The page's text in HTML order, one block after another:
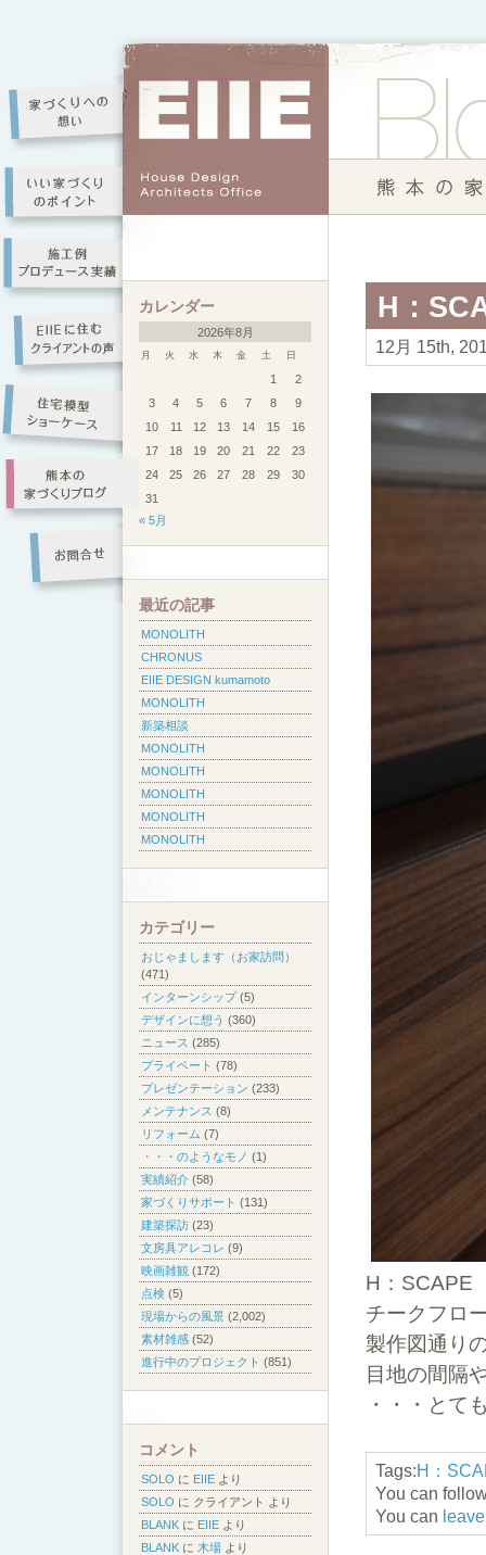
H：
12月 15th,
H：SCAPE
チークフロ
製作図通り
目地の間隔
・・・とて
Tags:H：
You can
You can
カレンダー
2026年8月
月 火 水 木 金 土 日
1
2
3
4 5 6 7 8
9
10
11 12 13 14 15
16
17
18 19 20 21 22
23
24
25 26 27 28 29
30
31
« 5月
最近の記事
MONOLITH
CHRONUS
EIIE DESIGN kumamoto
MONOLITH
新築相談
MONOLITH
MONOLITH
MONOLITH
MONOLITH
MONOLITH
カテゴリー
おじゃまします（お家訪問）
(471)
インターンシップ(5)
デザインに想う (360)
ニュース (285)
プライベート (78)
プレゼンテーション (233)
メンテナンス (8)
リフォーム (7)
・・・のようなモノ (1)
実績紹介 (58)
家づくりサポート (131)
建築探訪 (23)
文房具アレコレ (9)
映画雑観 (172)
点検 (5)
現場からの風景 (2,002)
素材雑感 (52)
進行中のプロジェクト (851)
コメント
SOLO に EIIE より
SOLO に クライアント
より
BLANK に EIIE より
BLANK に 木場 より